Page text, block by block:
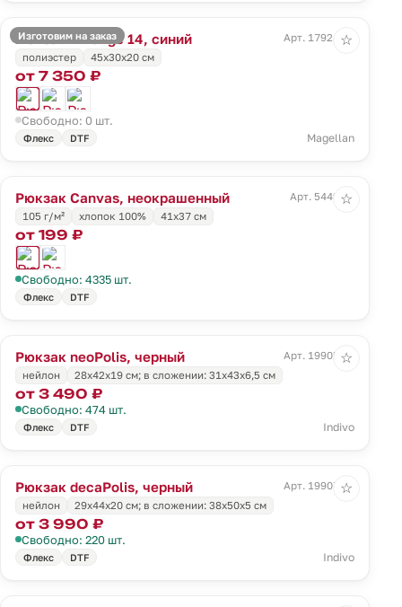
Изготовим на заказ
Рюкзак T Range 14, синий
Арт. 17924.40
полиэстер
45x30x20 см
от 7 350 ₽
Свободно: 0 шт.
Флекс DTF Magellan
☆
Рюкзак Canvas, неокрашенный
Арт. 5449.66
105 г/м²
хлопок 100% 41х37 см
от 199 ₽
Свободно: 4335 шт.
Флекс DTF
☆
Рюкзак neoPolis, черный
Арт. 19905.30
нейлон
28х42х19 см; в сложении: 31х43х6,5 см
от 3 490 ₽
Свободно: 474 шт.
Флекс DTF Indivo
☆
Рюкзак decaPolis, черный
Арт. 19907.30
нейлон
29х44х20 см; в сложении: 38х50х5 см
от 3 990 ₽
Свободно: 220 шт.
Флекс DTF Indivo
☆